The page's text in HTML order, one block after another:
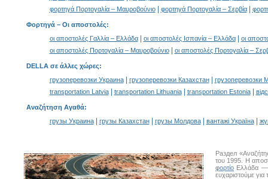
φορτηγά Πορτογαλία – Μαυροβούνιο| φορτηγά Πορτογαλία – Σερβία|
Φορτηγά – Οι αποστολές:
οι αποστολές Γαλλία – Ελλάδα| οι αποστολές Ισπανία – Ελλάδα|
οι
οι αποστολές Πορτογαλία – Μαυροβούνιο| οι αποστολές Πορτογαλία –
DELLA σε άλλες χώρες:
грузоперевозки Украина| грузоперевозки Казахстан|
грузоперевозки
transportation Latvia| transportation Lithuania| transportation Estonia|
Αναζήτηση Αγαθά:
грузы Украина| грузы Казахстан| грузы Молдова| вантажі Україна|
Раздел
του 1995. Η
φορτίο Ελλάδα —
ευχαριστούμε